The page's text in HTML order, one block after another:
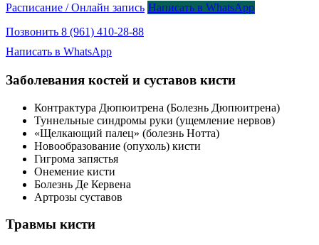
Расписание / Онлайн запись Написать в WhatsApp
Позвонить 8 (961) 410-28-88
Написать в WhatsApp
Заболевания костей и суставов кисти
Контрактура Дюпюитрена (Болезнь Дюпюитрена)
Туннельные синдромы руки (ущемление нервов)
«Щелкающий палец» (болезнь Нотта)
Новообразование (опухоль) кисти
Гигрома запястья
Онемение кисти
Болезнь Де Кервена
Артрозы суставов
Травмы кисти